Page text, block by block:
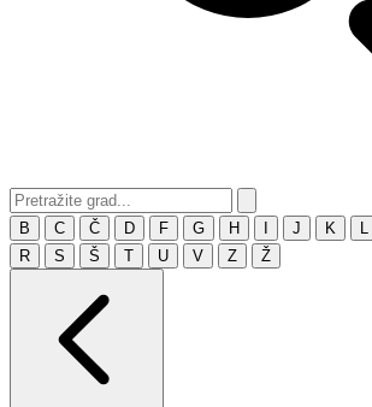
B C Č D F G H J K
R
S Š T U V Z Ž